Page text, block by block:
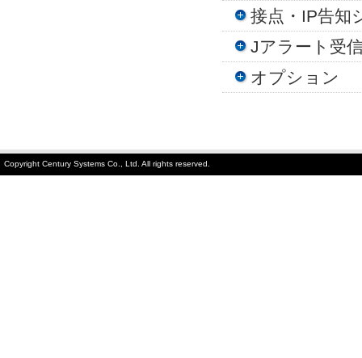
接点・IP告知
Jアラート受
オプション
Copyright Century Systems Co., Ltd. All rights reserved.